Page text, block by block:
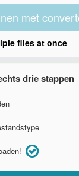
met
files at once
drie stappen